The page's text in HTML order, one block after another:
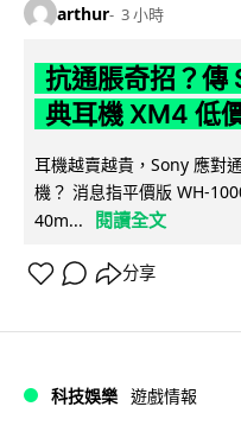
arthur 3 小時
抗通脹奇招？傳
典耳機 XM4 低
耳機越賣越貴，Sony 應對
機？ 消息指平價版 WH-
40m...
閱讀全文
分享
科技娛樂 遊戲情報